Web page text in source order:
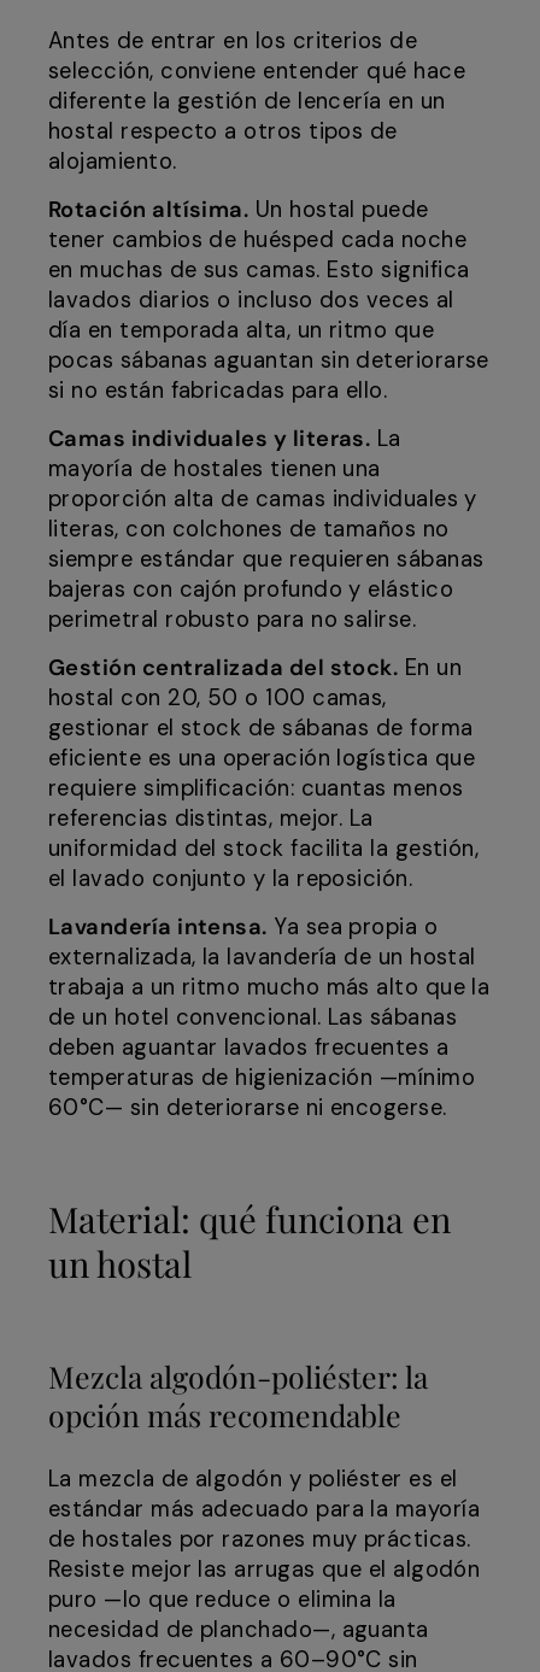
Antes de entrar en los criterios de
selección, conviene entender qué hace
diferente la gestión de lencería en un
hostal respecto a otros tipos de
alojamiento.
Rotación altísima. Un hostal puede
tener cambios de huésped cada noche
en muchas de sus camas. Esto significa
lavados diarios o incluso dos veces al
día en temporada alta, un ritmo que
pocas sábanas aguantan sin deteriorarse
si no están fabricadas para ello.
Camas individuales y literas. La
mayoría de hostales tienen una
proporción alta de camas individuales y
literas, con colchones de tamaños no
siempre estándar que requieren sábanas
bajeras con cajón profundo y elástico
perimetral robusto para no salirse.
Gestión centralizada del stock. En un
hostal con 20, 50 o 100 camas,
gestionar el stock de sábanas de forma
eficiente es una operación logística que
requiere simplificación: cuantas menos
referencias distintas, mejor. La
uniformidad del stock facilita la gestión,
el lavado conjunto y la reposición.
Lavandería intensa. Ya sea propia o
externalizada, la lavandería de un hostal
trabaja a un ritmo mucho más alto que la
de un hotel convencional. Las sábanas
deben aguantar lavados frecuentes a
temperaturas de higienización —mínimo
60°C— sin deteriorarse ni encogerse.
Material: qué funciona en
un hostal
Mezcla algodón-poliéster: la
opción más recomendable
La mezcla de algodón y poliéster es el
estándar más adecuado para la mayoría
de hostales por razones muy prácticas.
Resiste mejor las arrugas que el algodón
puro —lo que reduce o elimina la
necesidad de planchado—, aguanta
lavados frecuentes a 60–90°C sin